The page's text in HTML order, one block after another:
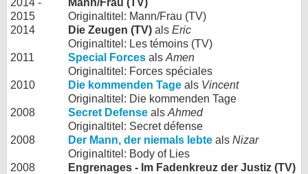
2014 -
2015
Mann/Frau (TV)
Originaltitel: Mann/Frau (TV)
2014
Die Zeugen (TV) als Eric
Originaltitel: Les témoins (TV)
2011
Special Forces als Amen
Originaltitel: Forces spéciales
2010
Die kommenden Tage als Vincent
Originaltitel: Die kommenden Tage
2008
Secret Defense als Ahmed
Originaltitel: Secret défense
2008
Der Mann, der niemals lebte als Nizar
Originaltitel: Body of Lies
2008
Engrenages - Im Fadenkreuz der Justiz (TV)